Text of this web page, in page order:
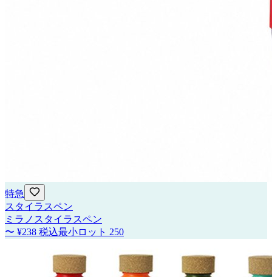
特急
スタイラスペン
ミラノスタイラスペン
〜 ¥238 税込最小ロット 250